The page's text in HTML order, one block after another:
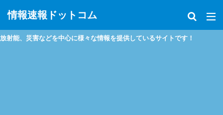
情報速報ドットコム
、災害などを中心に様々な情報を提供しているサイトです！